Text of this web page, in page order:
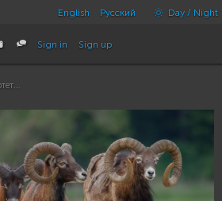
English Русский Day / Night
Sign in Sign up